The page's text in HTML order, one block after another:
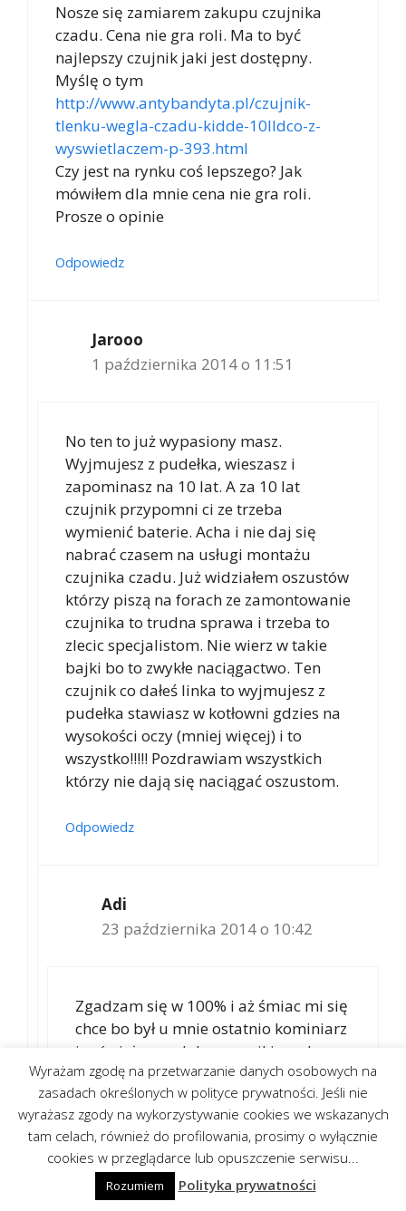
Nosze się zamiarem zakupu czujnika
czadu. Cena nie gra roli. Ma to być
najlepszy czujnik jaki jest dostępny.
Myślę o tym
http://www.antybandyta.pl/czujnik-
tlenku-wegla-czadu-kidde-10lldco-z-
wyswietlaczem-p-393.html
Czy jest na rynku coś lepszego? Jak
mówiłem dla mnie cena nie gra roli.
Prosze o opinie
Odpowiedz
Jarooo
1 października 2014 o 11:51
No ten to już wypasiony masz.
Wyjmujesz z pudełka, wieszasz i
zapominasz na 10 lat. A za 10 lat
czujnik przypomni ci ze trzeba
wymienić baterie. Acha i nie daj się
nabrać czasem na usługi montażu
czujnika czadu. Już widziałem oszustów
którzy piszą na forach ze zamontowanie
czujnika to trudna sprawa i trzeba to
zlecic specjalistom. Nie wierz w takie
bajki bo to zwykłe naciągactwo. Ten
czujnik co dałeś linka to wyjmujesz z
pudełka stawiasz w kotłowni gdzies na
wysokości oczy (mniej więcej) i to
wszystko!!!!! Pozdrawiam wszystkich
którzy nie dają się naciągać oszustom.
Odpowiedz
Adi
23 października 2014 o 10:42
Zgadzam się w 100% i aż śmiac mi się
chce bo był u mnie ostatnio kominiarz
i mówi, że ma dobre czuniki czadu
(pokazał mi kidde 7dco) no ale to
trzeba skalibrowac do pomieszczenia
srutu tutu takie bajeczki. Koszt niby
kalibracji to 50 zł +czujnik 120 zł. NIE
DAJCIE SIĘ NABRAĆ NA TYCH
OSZUSTÓW. Ten czujnik czadu 7dco
Wyrażam zgodę na przetwarzanie danych osobowych na
zasadach określonych w polityce prywatności. Jeśli nie
wyrażasz zgody na wykorzystywanie cookies we wskazanych
tam celach, również do profilowania, prosimy o wyłącznie
cookies w przeglądarce lub opuszczenie serwisu...
Rozumiem Polityka prywatności